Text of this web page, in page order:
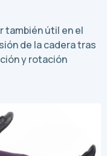
también útil en el
de la cadera tras
y rotación